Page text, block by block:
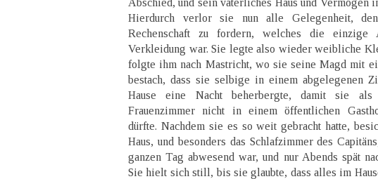
Hierdurch verlor sie nun alle Gelegenheit,
Rechenschaft zu fordern, welches die einzige
Verkleidung war. Sie legte also wieder weibliche
folgte ihm nach Mastricht, wo sie seine Magd mit
bestach, dass sie selbige in einem abgelegenen
Hause eine Nacht beherbergte, damit sie als
Frauenzimmer nicht in einem öffentlichen
dürfte. Nachdem sie es so weit gebracht hatte,
Haus, und besonders das Schlafzimmer des
ganzen Tag abwesend war, und nur Abends spät
Sie hielt sich still, bis sie glaubte, dass alles im